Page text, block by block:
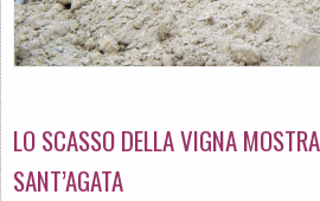
LO SCASSO DELLA VIGNA
SANT’AGATA